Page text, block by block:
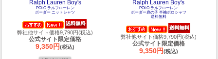
Ralph Lauren Boy's
POLO ラルフローレン
ボーダー ニットシャツ
弊社他サイト価格9,790円(税込)
公式サイト限定価格
9,350円(税込)
Ralph Lauren Boy's
POLO ラルフローレン
ボーダー鹿の子 半袖ポロシャツ
送料無料
弊社他サイト価格9,790円(税込)
公式サイト限定価格
9,350円(税込)